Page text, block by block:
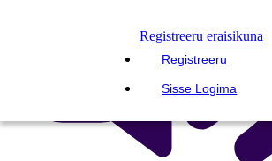
Registreeru eraisikuna
Registreeru
Sisse Logima